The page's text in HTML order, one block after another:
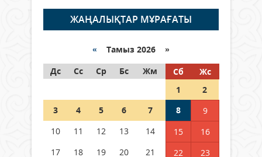
06 тамыз 2026 ж. 263
граждане Казахстана,
05 тамыз 2026 ж. 144
Шетелде жүрген Қазақстан
азаматтары қалай дауыс бере
ЖАҢАЛЫҚТАР МҰРАҒАТЫ
« Тамыз 2026 »
Дс
Сс Ср Бс Жм Сб
Жс
1
2
3
4 5 6 7 8
9
10
11 12 13 14 15
16
17
18 19 20 21 22
23